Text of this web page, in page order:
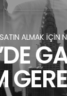
ALMAK İÇİN